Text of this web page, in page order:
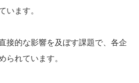
います。
接的な影響を及ぼす課題で、各企
られています。